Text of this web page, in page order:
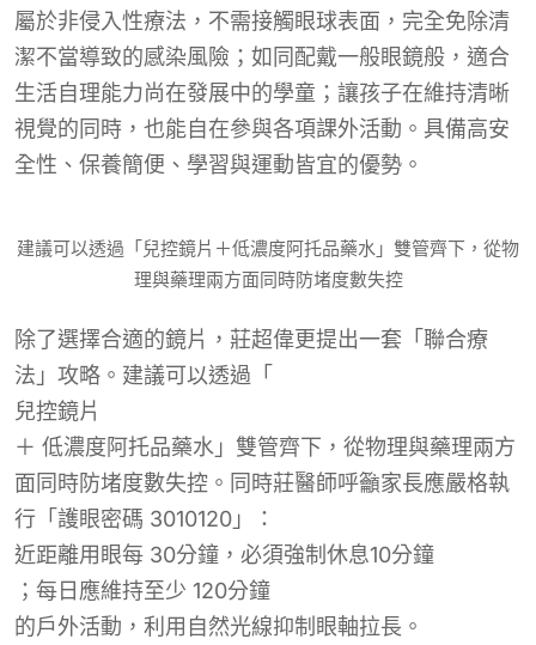
屬於非侵入性療法，不需接觸眼球表面，完全免除清
潔不當導致的感染風險；如同配戴一般眼鏡般，適合
生活自理能力尚在發展中的學童；讓孩子在維持清晰
視覺的同時，也能自在參與各項課外活動。具備高安
全性、保養簡便、學習與運動皆宜的優勢。
建議可以透過「兒控鏡片＋低濃度阿托品藥水」雙管齊下，從物
理與藥理兩方面同時防堵度數失控
除了選擇合適的鏡片，莊超偉更提出一套「聯合療
法」攻略。建議可以透過「
兒控鏡片
＋ 低濃度阿托品藥水」雙管齊下，從物理與藥理兩方
面同時防堵度數失控。同時莊醫師呼籲家長應嚴格執
行「護眼密碼 3010120」：
近距離用眼每 30分鐘 ，必須強制休息10分鐘
；每日應維持至少 120分鐘
的戶外活動，利用自然光線抑制眼軸拉長。